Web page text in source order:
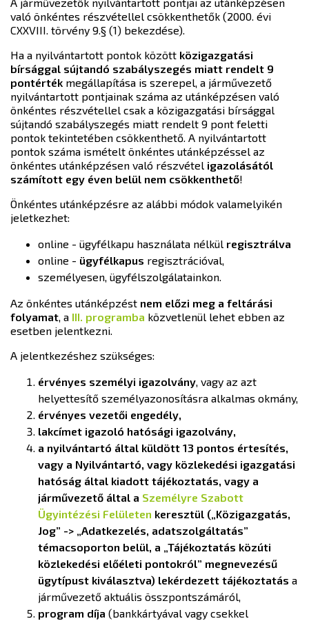
való önkéntes részvétellel csökkenthetők (2000. évi
CXXVIII. törvény 9.§ (1) bekezdése).
Ha a nyilvántartott pontok között közigazgatási
bírsággal sújtandó szabályszegés miatt rendelt 9
pontérték megállapítása is szerepel, a járművezető
nyilvántartott pontjainak száma az utánképzésen való
önkéntes részvétellel csak a közigazgatási bírsággal
sújtandó szabályszegés miatt rendelt 9 pont feletti
pontok tekintetében csökkenthető. A nyilvántartott
pontok száma ismételt önkéntes utánképzéssel az
önkéntes utánképzésen való részvétel igazolásától
számított egy éven belül nem csökkenthető!
Önkéntes utánképzésre az alábbi módok valamelyikén
jeletkezhet:
online - ügyfélkapu használata nélkül regisztrálva
online - ügyfélkapus regisztrációval,
személyesen, ügyfélszolgálatainkon.
Az önkéntes utánképzést nem előzi meg a feltárási
folyamat, a III. programba közvetlenül lehet ebben az
esetben jelentkezni.
A jelentkezéshez szükséges:
érvényes személyi igazolvány, vagy az azt
helyettesítő személyazonosításra alkalmas okmány,
érvényes vezetői engedély,
lakcímet igazoló hatósági igazolvány,
a nyilvántartó által küldött 13 pontos értesítés,
vagy a Nyilvántartó, vagy közlekedési igazgatási
hatóság által kiadott tájékoztatás, vagy a
járművezető által a Személyre Szabott
Ügyintézési Felületen keresztül („Közigazgatás,
Jog” -> „Adatkezelés, adatszolgáltatás”
témacsoporton belül, a „Tájékoztatás közúti
közlekedési előéleti pontokról” megnevezésű
ügytípust kiválasztva) lekérdezett tájékoztatás a
járművezető aktuális összpontszámáról,
program díja (bankkártyával vagy csekkel